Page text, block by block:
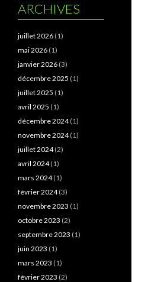
ARCHIVES
juillet 2026 (1)
mai 2026 (1)
janvier 2026 (3)
décembre 2025 (1)
juillet 2025 (1)
avril 2025 (1)
décembre 2024(1)
novembre 2024(1)
juillet 2024(2)
avril 2024(1)
mars 2024(1)
février 2024(3)
novembre 2023 (1)
octobre 2023 (2)
septembre 2023 (1)
juin 2023 (1)
mars 2023 (1)
février 2023 (2)